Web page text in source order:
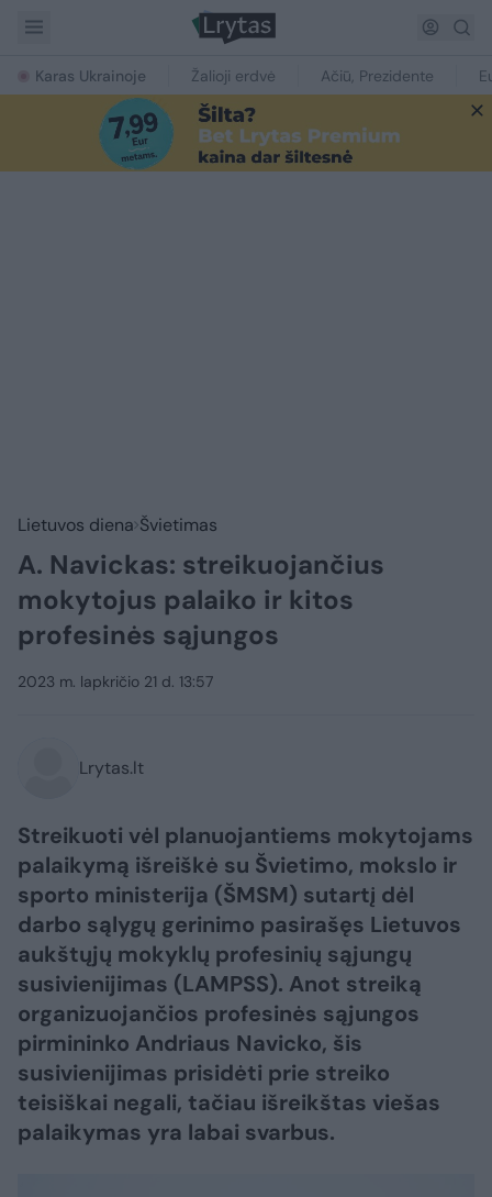
Karas Ukrainoje Žalioji erdvė Ačiū, Prezidente
Lietuvos diena Švietimas
A. Navickas: streikuojančius
mokytojus palaiko ir kitos
profesinės sąjungos
2023 m. lapkričio 21 d. 13:57
Lrytas.lt
Streikuoti vėl planuojantiems mokytojams
palaikymą išreiškė su Švietimo, mokslo ir
sporto ministerija (ŠMSM) sutartį dėl
darbo sąlygų gerinimo pasirašęs Lietuvos
aukštųjų mokyklų profesinių sąjungų
susivienijimas (LAMPSS). Anot streiką
organizuojančios profesinės sąjungos
pirmininko Andriaus Navicko, šis
susivienijimas prisidėti prie streiko
teisiškai negali, tačiau išreikštas viešas
palaikymas yra labai svarbus.